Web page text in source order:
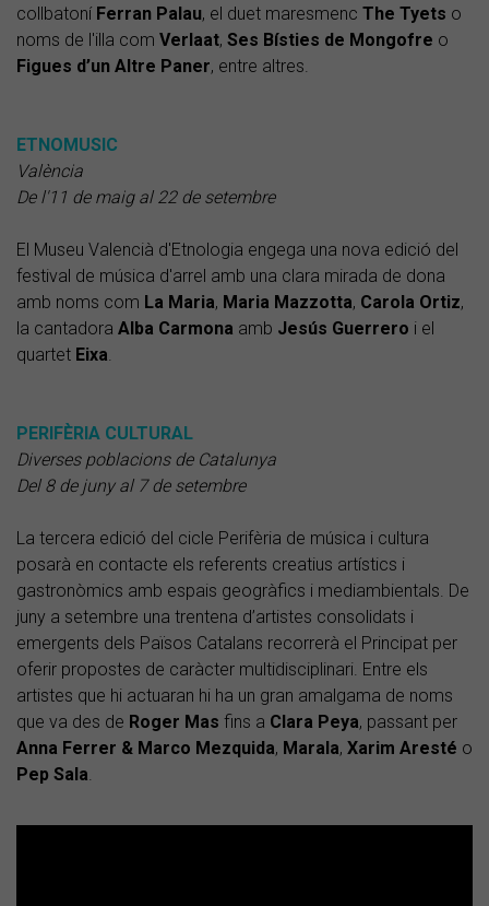
collbatoní Ferran Palau, el duet maresmenc The Tyets o
noms de l'illa com Verlaat, Ses Bísties de Mongofre o
Figues d’un Altre Paner, entre altres.
ETNOMUSIC
València
De l'11 de maig al 22 de setembre
El Museu Valencià d'Etnologia engega una nova edició del
festival de música d'arrel amb una clara mirada de dona
amb noms com La Maria, Maria Mazzotta, Carola Ortiz,
la cantadora Alba Carmona amb Jesús Guerrero i el
quartet Eixa.
PERIFÈRIA CULTURAL
Diverses poblacions de Catalunya
Del 8 de juny al 7 de setembre
La tercera edició del cicle Perifèria de música i cultura
posarà en contacte els referents creatius artístics i
gastronòmics amb espais geogràfics i mediambientals. De
juny a setembre una trentena d’artistes consolidats i
emergents dels Països Catalans recorrerà el Principat per
oferir propostes de caràcter multidisciplinari. Entre els
artistes que hi actuaran hi ha un gran amalgama de noms
que va des de Roger Mas fins a Clara Peya, passant per
Anna Ferrer & Marco Mezquida, Marala, Xarim Aresté o
Pep Sala.